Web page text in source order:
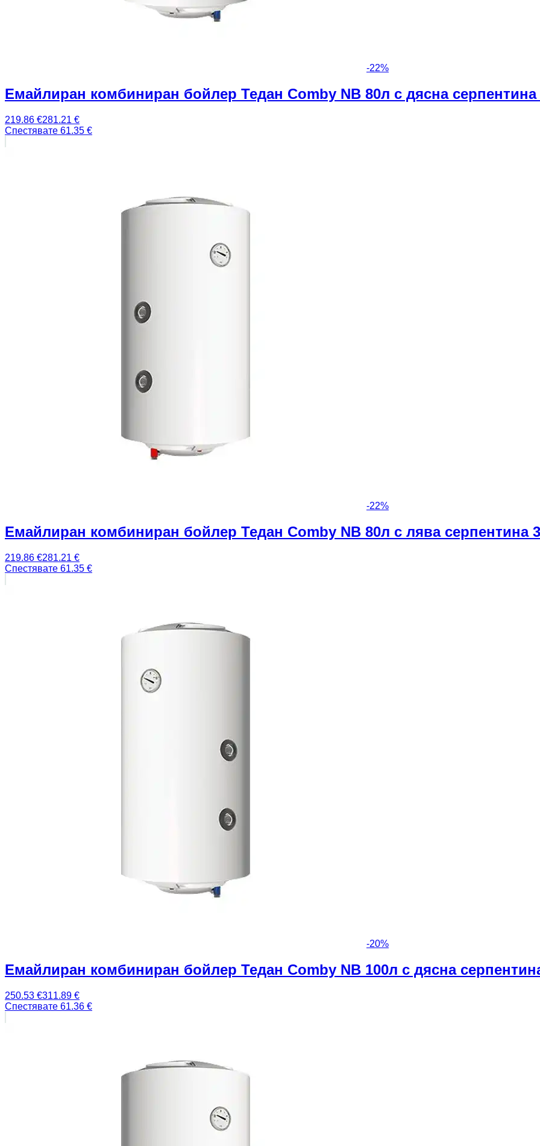
-22%
Емайлиран комбиниран бойлер Тедан Comby NB 80л с дясна серпентина
219.86 €281.21 €
Спестявате 61.35 €
-22%
Емайлиран комбиниран бойлер Тедан Comby NB 80л с лява серпентина
219.86 €281.21 €
Спестявате 61.35 €
-20%
Емайлиран комбиниран бойлер Тедан Comby NB 100л с дясна
250.53 €311.89 €
Спестявате 61.36 €